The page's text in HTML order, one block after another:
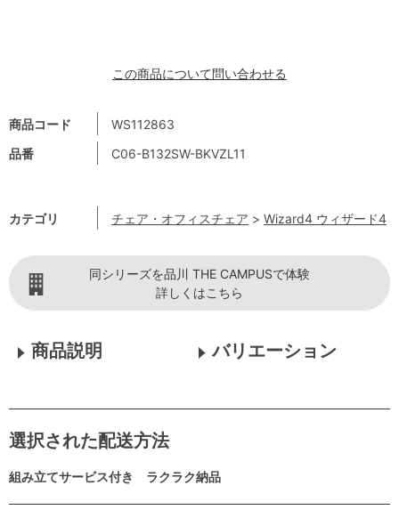
商品コード
WS112863
品番
C06-B132SW-BKVZL11
カテゴリ チェア・オフィスチェア > Wizard4 ウィザード4
この商品について問い合わせる
同シリーズを品川 THE CAMPUSで体験
詳しくはこちら
商品説明 バリエーション
選択された配送方法
組み立てサービス付き ラクラク納品